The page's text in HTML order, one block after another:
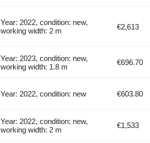
Year: 2022, condition: new,
working width: 2 m
€2,613
Year: 2023, condition: new,
working width: 1.8 m
€696.70
Year: 2022, condition: new €603.80
Year: 2022, condition: new,
working width: 2 m
€1,533